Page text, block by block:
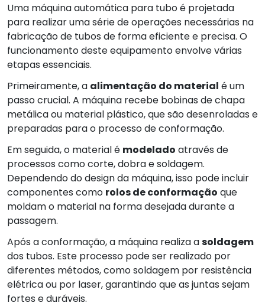
Uma máquina automática para tubo é projetada
para realizar uma série de operações necessárias na
fabricação de tubos de forma eficiente e precisa. O
funcionamento deste equipamento envolve várias
etapas essenciais.
Primeiramente, a alimentação do material é um
passo crucial. A máquina recebe bobinas de chapa
metálica ou material plástico, que são desenroladas e
preparadas para o processo de conformação.
Em seguida, o material é modelado através de
processos como corte, dobra e soldagem.
Dependendo do design da máquina, isso pode incluir
componentes como rolos de conformação que
moldam o material na forma desejada durante a
passagem.
Após a conformação, a máquina realiza asoldagem
dos tubos. Este processo pode ser realizado por
diferentes métodos, como soldagem por resistência
elétrica ou por laser, garantindo que as juntas sejam
fortes e duráveis.